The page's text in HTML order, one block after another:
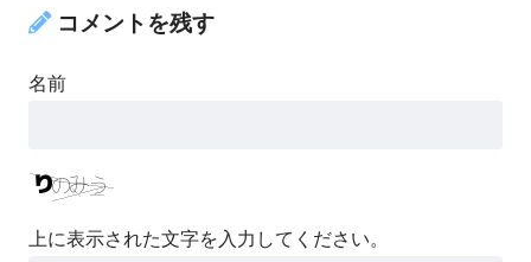
コメントを残す
名前
上に表示された文字を入力してください。